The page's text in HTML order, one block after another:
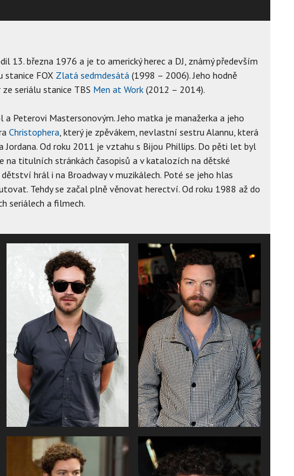
13. března 1976 a je to americký herec a DJ, známý především
stanice FOX Zlatá sedmdesátá (1998 – 2006). Jeho hodně
seriálu stanice TBS Men at Work (2012 – 2014).
a Peterovi Mastersonovým. Jeho matka je manažerka a jeho
Christophera , který je zpěvákem, nevlastní sestru Alannu, která
Jordana. Od roku 2011 je vztahu s Bijou Phillips. Do pěti let byl
na titulních stránkách časopisů a v katalozích na dětské
hrál i na Broadway v muzikálech. Poté se jeho hlas
Tehdy se začal plně věnovat herectví. Od roku 1988 až do
seriálech a filmech.